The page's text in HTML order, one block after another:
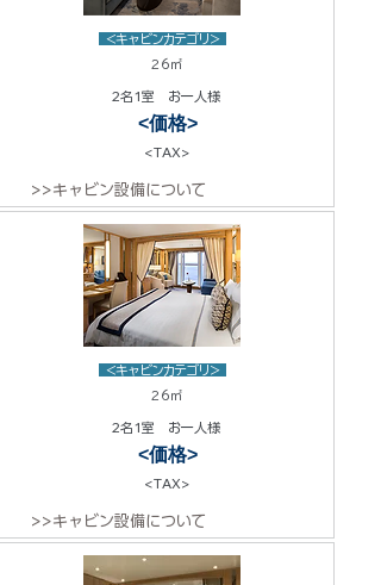
<キャビンカテゴリ>
26㎡
2名1室 お一人様
<価格>
<TAX>
>>キャビン設備について
<キャビンカテゴリ>
26㎡
2名1室 お一人様
<価格>
<TAX>
>>キャビン設備について